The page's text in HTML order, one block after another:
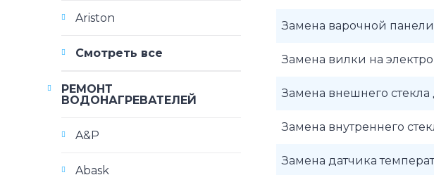
Замена варочной
Замена вилки на
Замена внешнего стекла
Замена внутреннего
Замена датчика
Ariston
Смотреть все
РЕМОНТ
ВОДОНАГРЕВАТЕЛЕЙ
A&P
Abask